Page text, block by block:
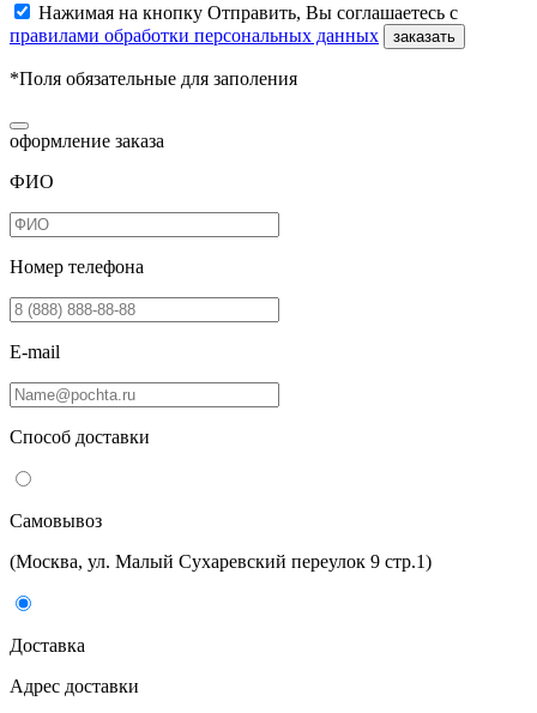
Нажимая на кнопку Отправить, Вы соглашаетесь с
правилами обработки персональных данных
заказать
*Поля обязательные для заполения
оформление заказа
ФИО
Номер телефона
E-mail
Способ доставки
Самовывоз
(Москва, ул. Малый Сухаревский переулок 9 стр.1)
Доставка
Адрес доставки